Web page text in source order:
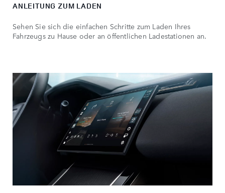
ANLEITUNG ZUM LADEN
Sehen Sie sich die einfachen Schritte zum Laden Ihres
Fahrzeugs zu Hause oder an öffentlichen Ladestationen an.